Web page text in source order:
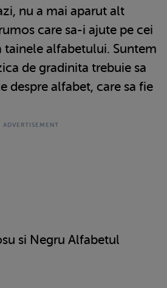
nu a mai aparut alt
care sa-i ajute pe cei
tainele alfabetului. Suntem
de gradinita trebuie sa
despre alfabet, care sa fie
si Negru Alfabetul